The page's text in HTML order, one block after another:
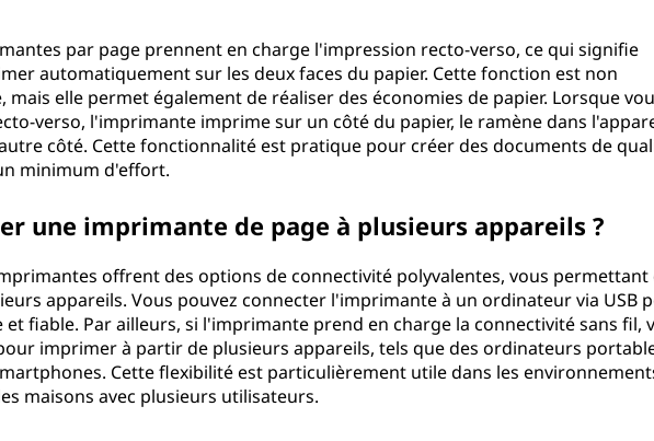
par page prennent en charge l'impression recto-verso, ce qui signifie
automatiquement sur les deux faces du papier. Cette fonction est non
mais elle permet également de réaliser des économies de papier. Lorsque
verso, l'imprimante imprime sur un côté du papier, le ramène dans
côté. Cette fonctionnalité est pratique pour créer des documents de
minimum d'effort.
une imprimante de page à plusieurs appareils ?
offrent des options de connectivité polyvalentes, vous permettant
appareils. Vous pouvez connecter l'imprimante à un ordinateur via USB
fiable. Par ailleurs, si l'imprimante prend en charge la connectivité sans fil,
imprimer à partir de plusieurs appareils, tels que des ordinateurs
Cette flexibilité est particulièrement utile dans les
maisons avec plusieurs utilisateurs.